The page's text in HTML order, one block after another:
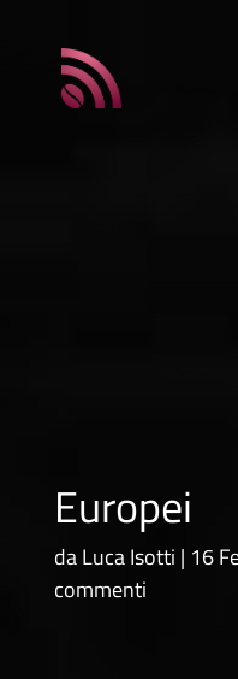
Europei
daLuca Isotti 16
commenti